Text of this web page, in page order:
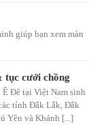
giúp bạn xem màn
tục cưới chồng
Đê tại Việt Nam sinh
tỉnh Đắk Lắk, Đắk
Yên và Khánh [...]